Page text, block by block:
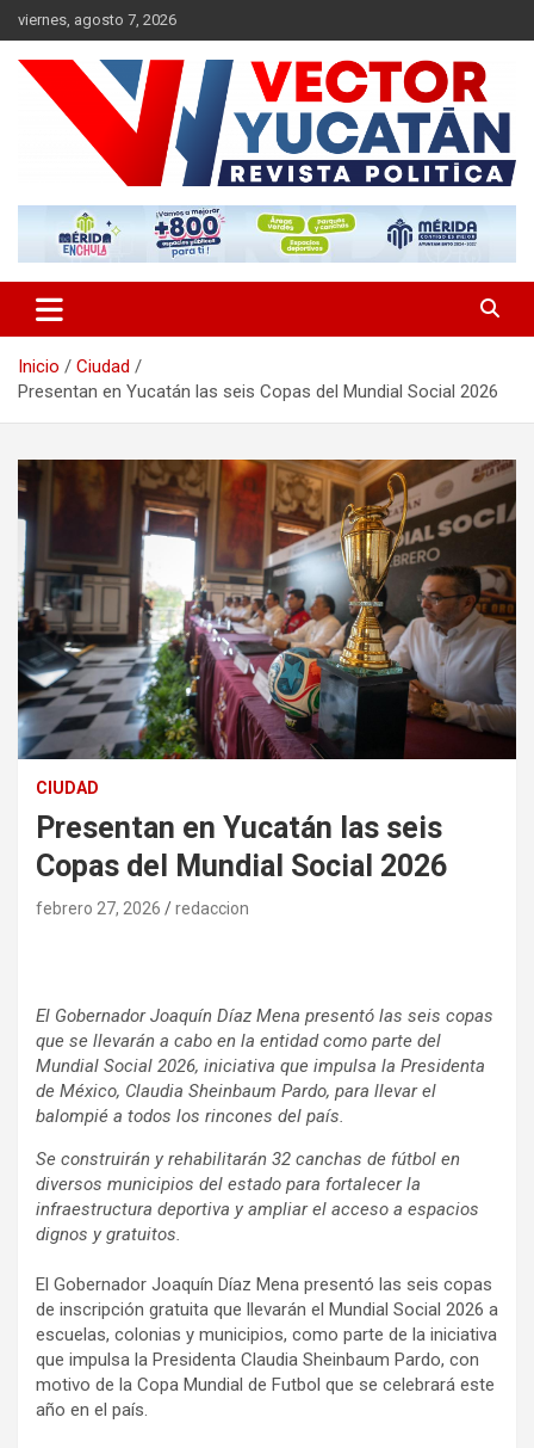
Saltar
al
contenido
viernes, agosto 7, 2026
Vector Yucatán
Inicio
Ciudad
Presentan en Yucatán las seis Copas del Mundial Social 2026
CIUDAD
Presentan en Yucatán las seis
Copas del Mundial Social 2026
febrero 27, 2026 redaccion
El Gobernador Joaquín Díaz Mena presentó las seis copas
que se llevarán a cabo en la entidad como parte del
Mundial Social 2026, iniciativa que impulsa la Presidenta
de México, Claudia Sheinbaum Pardo, para llevar el
balompié a todos los rincones del país.
Se construirán y rehabilitarán 32 canchas de fútbol en
diversos municipios del estado para fortalecer la
infraestructura deportiva y ampliar el acceso a espacios
dignos y gratuitos.
El Gobernador Joaquín Díaz Mena presentó las seis copas
de inscripción gratuita que llevarán el Mundial Social 2026 a
escuelas, colonias y municipios, como parte de la iniciativa
que impulsa la Presidenta Claudia Sheinbaum Pardo, con
motivo de la Copa Mundial de Futbol que se celebrará este
año en el país.